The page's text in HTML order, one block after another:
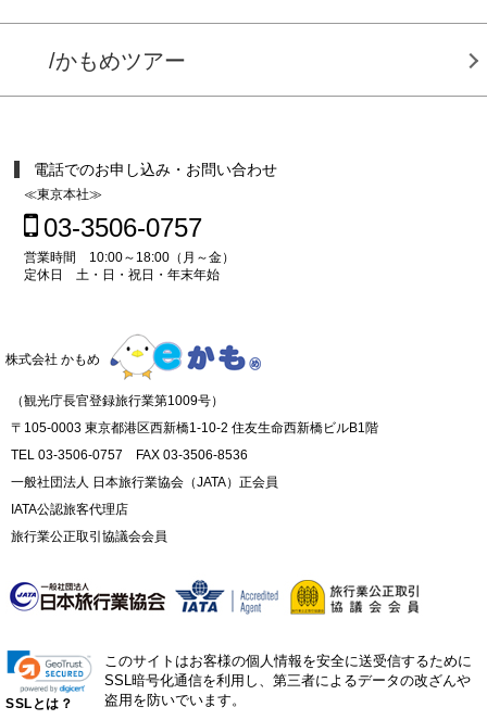
/かもめツアー
電話でのお申し込み・お問い合わせ
≪東京本社≫
03-3506-0757
営業時間 10:00～18:00（月～金）
定休日 土・日・祝日・年末年始
株式会社 かもめ
（観光庁長官登録旅行業第1009号）
〒105-0003 東京都港区西新橋1-10-2 住友生命西新橋ビルB1階
TEL 03-3506-0757 FAX 03-3506-8536
一般社団法人 日本旅行業協会（JATA）正会員
IATA公認旅客代理店
旅行業公正取引協議会会員
SSLとは？
このサイトはお客様の個人情報を安全に送受信するために
SSL暗号化通信を利用し、第三者によるデータの改ざんや
盗用を防いでいます。